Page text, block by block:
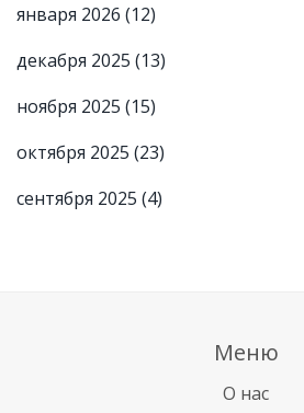
января 2026 (12)
декабря 2025 (13)
ноября 2025 (15)
октября 2025 (23)
сентября 2025 (4)
Меню
О нас